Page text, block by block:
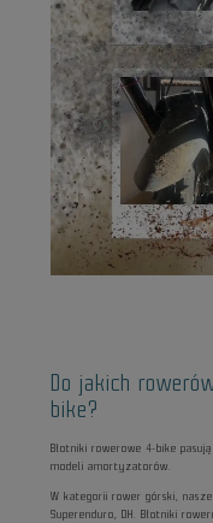
Do jakich
bike?
Błotniki rowerowe 4-bike
modeli amortyzatorów.
W kategorii rower górski, nasze
Superenduro, DH. Błotniki